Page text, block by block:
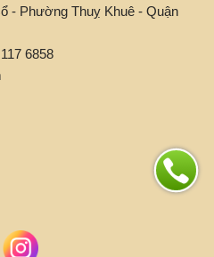
- Phường Thuỵ Khuê - Quận
6858